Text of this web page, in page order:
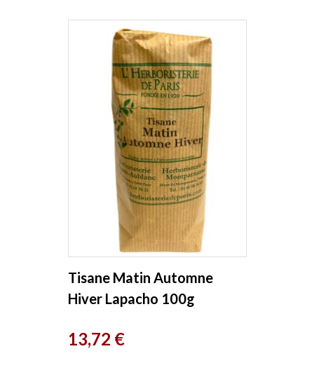
Tisane Matin Automne
Hiver Lapacho 100g
Prix
13,72 €